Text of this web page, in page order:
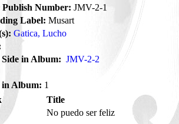
Publish Number: JMV-2-1
Label: Musart
Gatica, Lucho
in Album: JMV-2-2
in Album: 1
Title
No puedo ser feliz